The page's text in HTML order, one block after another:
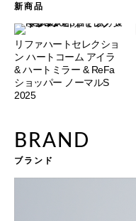
新商品
リファハートセレクショ
ン ハートコーム アイラ
& ハートミラー & ReFa
ショッパー ノーマルS
2025
BRAND
ブランド